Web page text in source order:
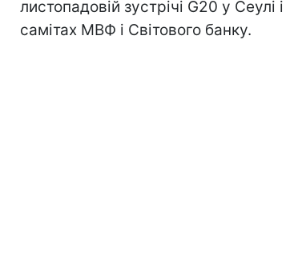
листопадовій зустрічі G20 у Сеулі і
самітах МВФ і Світового банку.